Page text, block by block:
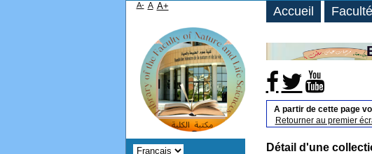
A partir de cette page
Retourner au premier
Détail d'une
Accueil
A- A A+